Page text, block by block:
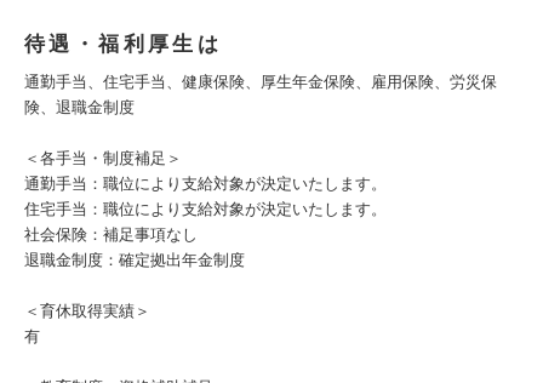
待遇・福利厚生は
通勤手当、住宅手当、健康保険、厚生年金保険、雇用保険、労災保
険、退職金制度
＜各手当・制度補足＞
通勤手当：職位により支給対象が決定いたします。
住宅手当：職位により支給対象が決定いたします。
社会保険：補足事項なし
退職金制度：確定拠出年金制度
＜育休取得実績＞
有